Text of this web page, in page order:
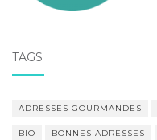
TAGS
ADRESSES GOURMANDES
BIO BONNES ADRESSES